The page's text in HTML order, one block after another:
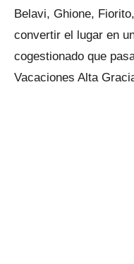
Belavi, Ghione,
convertir el lugar en
cogestionado que
Vacaciones Alta